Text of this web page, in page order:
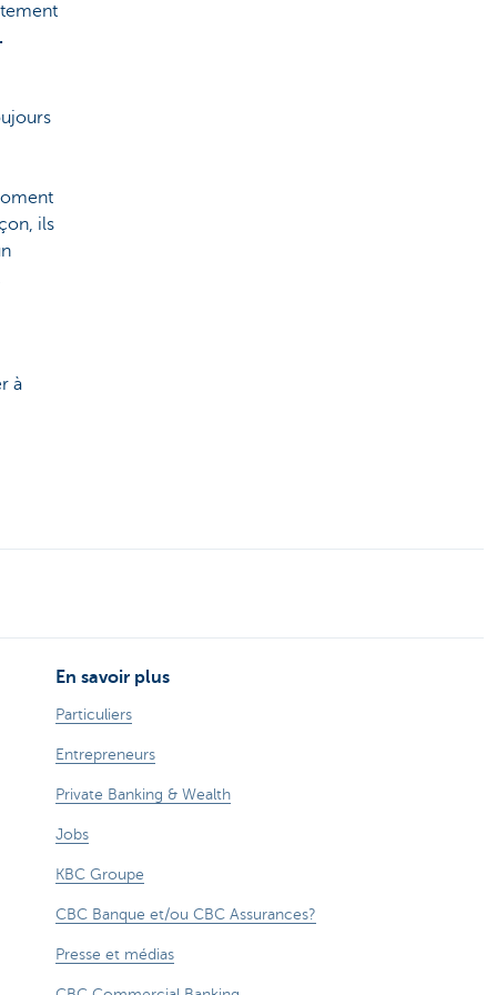
ils
à
En savoir plus
Particuliers
Entrepreneurs
Private Banking & Wealth
Jobs
KBC Groupe
CBC Banque et/ou CBC Assurances?
Presse et médias